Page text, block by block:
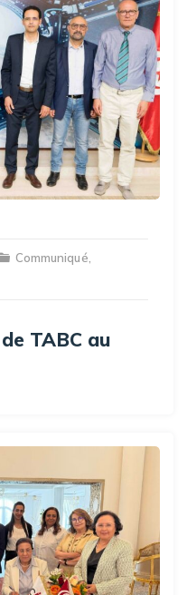
Communiqué
TABC au